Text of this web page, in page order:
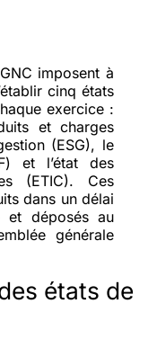
imposent à
cinq états
exercice :
et charges
(ESG), le
et l’état des
(ETIC). Ces
dans un délai
et déposés au
générale
états de